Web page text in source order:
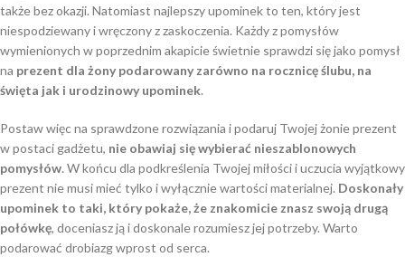
także bez okazji. Natomiast najlepszy upominek to ten, który jest
niespodziewany i wręczony z zaskoczenia. Każdy z pomysłów
wymienionych w poprzednim akapicie świetnie sprawdzi się jako pomysł
na prezent dla żony podarowany zarówno na rocznicę ślubu, na
święta jak i urodzinowy upominek.
Postaw więc na sprawdzone rozwiązania i podaruj Twojej żonie prezent
w postaci gadżetu, nie obawiaj się wybierać nieszablonowych
pomysłów. W końcu dla podkreślenia Twojej miłości i uczucia wyjątkowy
prezent nie musi mieć tylko i wyłącznie wartości materialnej. Doskonały
upominek to taki, który pokaże, że znakomicie znasz swoją drugą
połówkę, doceniasz ją i doskonale rozumiesz jej potrzeby. Warto
podarować drobiazg wprost od serca.